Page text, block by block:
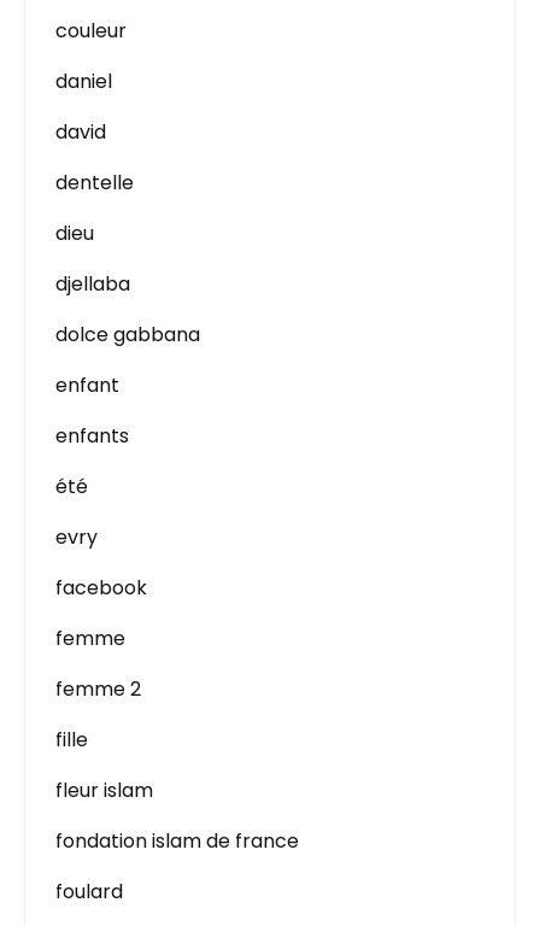
couleur
daniel
david
dentelle
dieu
djellaba
dolce gabbana
enfant
enfants
été
evry
facebook
femme
femme 2
fille
fleur islam
fondation islam de france
foulard